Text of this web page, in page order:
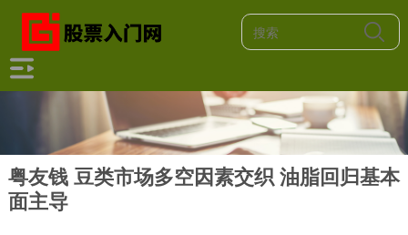
粤友钱 豆类市场多空因素交织 油脂回归基本
面主导